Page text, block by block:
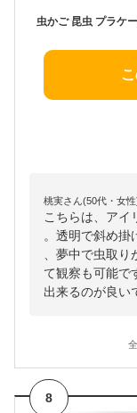
桃実さん(50代・女性
こちらは、アイ
。透明で斜め掛
、夢中で虫取り
て観察も可能で
出来るのが良い
8